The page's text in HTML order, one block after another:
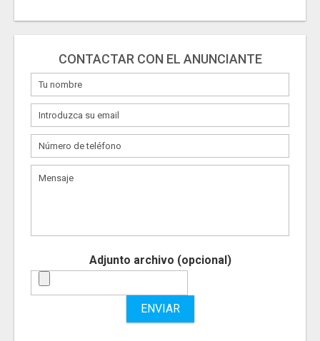
CONTACTAR CON EL ANUNCIANTE
Adjunto archivo (opcional)
ENVIAR